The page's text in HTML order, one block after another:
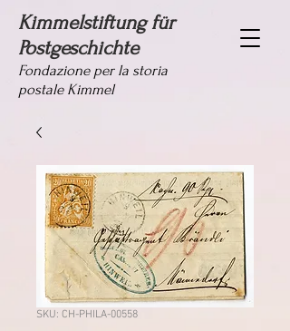
Kimmelstiftung für
Postgeschichte
Fondazione per la storia
postale Kimmel
SKU: CH-PHILA-00558